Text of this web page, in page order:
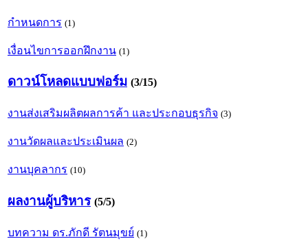
กำหนดการ (1)
เงื่อนไขการออกฝึกงาน (1)
ดาวน์โหลดแบบฟอร์ม (3/15)
งานส่งเสริมผลิตผลการค้า และประกอบธุรกิจ (3)
งานวัดผลและประเมินผล (2)
งานบุคลากร (10)
ผลงานผู้บริหาร (5/5)
บทความ ดร.ภักดี รัตนมุขย์ (1)